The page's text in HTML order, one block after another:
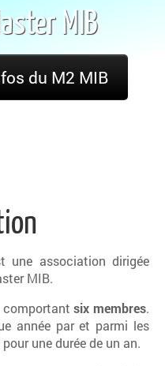
MIB
du M2 MIB
une association dirigée
MIB.
comportantsix membres.
année par et parmi les
une durée de un an.